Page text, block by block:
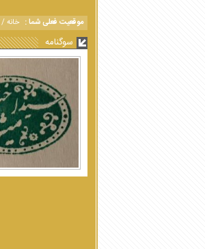
موقعیت فعلی شما : خانه/
سوگنامه